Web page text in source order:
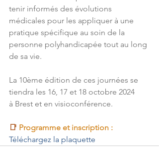
tenir informés des évolutions
médicales pour les appliquer à une
pratique spécifique au soin de la
personne polyhandicapée tout au long
de sa vie.
La 10ème édition de ces journées se
tiendra les 16, 17 et 18 octobre 2024
à Brest et en visioconférence.
📑 Programme et inscription :
Téléchargez la plaquette